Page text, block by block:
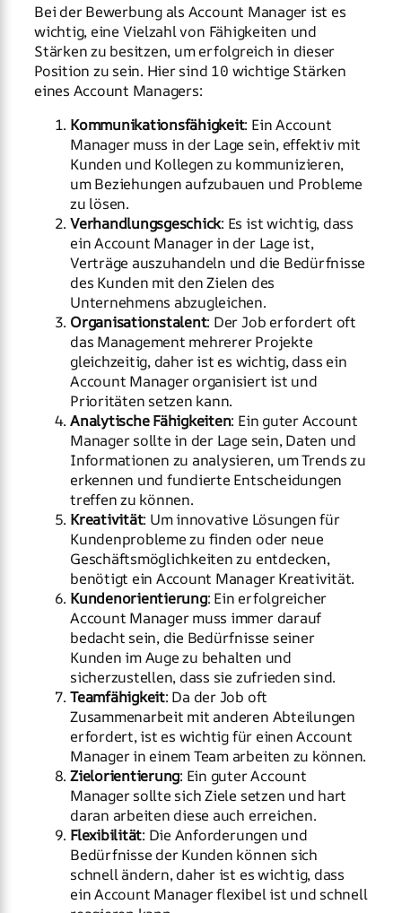
Bei der Bewerbung als Account Manager ist es
wichtig, eine Vielzahl von Fähigkeiten und
Stärken zu besitzen, um erfolgreich in dieser
Position zu sein. Hier sind 10 wichtige Stärken
eines Account Managers:
Kommunikationsfähigkeit: Ein Account
Manager muss in der Lage sein, effektiv mit
Kunden und Kollegen zu kommunizieren,
um Beziehungen aufzubauen und Probleme
zu lösen.
Verhandlungsgeschick: Es ist wichtig, dass
ein Account Manager in der Lage ist,
Verträge auszuhandeln und die Bedürfnisse
des Kunden mit den Zielen des
Unternehmens abzugleichen.
Organisationstalent: Der Job erfordert oft
das Management mehrerer Projekte
gleichzeitig, daher ist es wichtig, dass ein
Account Manager organisiert ist und
Prioritäten setzen kann.
Analytische Fähigkeiten: Ein guter Account
Manager sollte in der Lage sein, Daten und
Informationen zu analysieren, um Trends zu
erkennen und fundierte Entscheidungen
treffen zu können.
Kreativität: Um innovative Lösungen für
Kundenprobleme zu finden oder neue
Geschäftsmöglichkeiten zu entdecken,
benötigt ein Account Manager Kreativität.
Kundenorientierung: Ein erfolgreicher
Account Manager muss immer darauf
bedacht sein, die Bedürfnisse seiner
Kunden im Auge zu behalten und
sicherzustellen, dass sie zufrieden sind.
Teamfähigkeit: Da der Job oft
Zusammenarbeit mit anderen Abteilungen
erfordert, ist es wichtig für einen Account
Manager in einem Team arbeiten zu können.
Zielorientierung: Ein guter Account
Manager sollte sich Ziele setzen und hart
daran arbeiten diese auch erreichen.
Flexibilität: Die Anforderungen und
Bedürfnisse der Kunden können sich
schnell ändern, daher ist es wichtig, dass
ein Account Manager flexibel ist und schnell